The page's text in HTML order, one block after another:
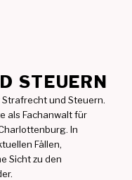
STEUERN
Strafrecht und Steuern.
als Fachanwalt für
In
Fällen,
Sicht zu den